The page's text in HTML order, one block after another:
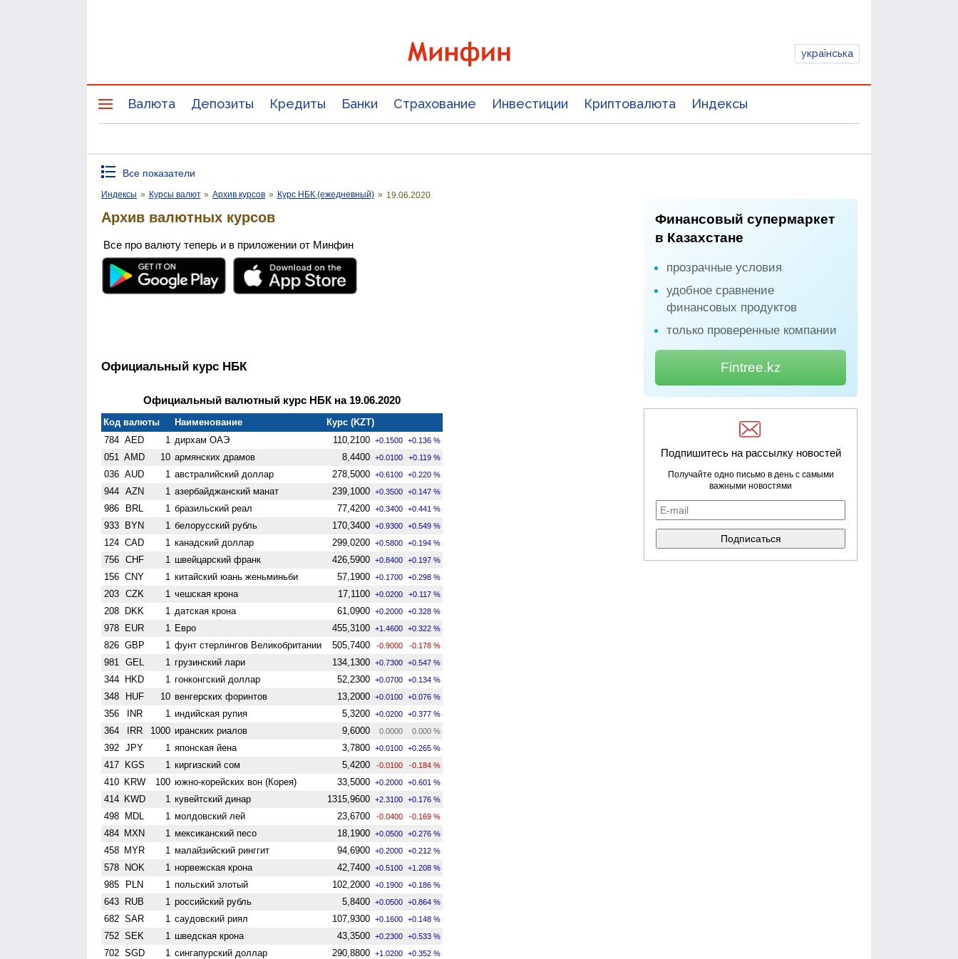
українська
Валюта Депозиты Кредиты Банки Страхование Инвестиции Криптовалюта Индексы
Все показатели
Индексы » Курсы валют » Архив курсов » Курс НБК (ежедневный) » 19.06.2020
Архив валютных курсов
Все про валюту теперь и в приложении от Минфин
Официальный курс НБК
Официальный валютный курс НБК на 19.06.2020
Код валюты Наименование
Курс (KZT)
784 AED 1 дирхам ОАЭ 110,2100 +0.1500 +0.136 %
051 AMD 10 армянских драмов 8,4400 +0.0100 +0.119 %
036 AUD 1 австралийский доллар 278,5000 +0.6100 +0.220 %
944 AZN 1 азербайджанский манат 239,1000 +0.3500 +0.147 %
986 BRL 1 бразильский реал 77,4200 +0.3400 +0.441 %
933 BYN 1 белорусский рубль 170,3400 +0.9300 +0.549 %
124 CAD 1 канадский доллар 299,0200 +0.5800 +0.194 %
756 CHF 1 швейцарский франк 426,5900 +0.8400 +0.197 %
156 CNY 1 китайский юань женьминьби 57,1900 +0.1700 +0.298 %
203 CZK 1 чешская крона 17,1100 +0.0200 +0.117 %
208 DKK 1 датская крона 61,0900 +0.2000 +0.328 %
978 EUR 1 Евро 455,3100 +1.4600 +0.322 %
826 GBP 1 фунт стерлингов Велико­британии 505,7400 -0.9000 -0.178 %
981 GEL 1 грузинский лари 134,1300 +0.7300 +0.547 %
344 HKD 1 гонконгский доллар 52,2300 +0.0700 +0.134 %
348 HUF 10 венгерских форинтов 13,2000 +0.0100 +0.076 %
356 INR 1 индийская рупия 5,3200 +0.0200 +0.377 %
364 IRR 1000 иранских риалов 9,6000 0.0000 0.000 %
392 JPY 1 японская йена 3,7800 +0.0100 +0.265 %
417 KGS 1 киргизский сом 5,4200 -0.0100 -0.184 %
410 KRW 100 южно-корейских вон (Корея) 33,5000 +0.2000 +0.601 %
414 KWD 1 кувейтский динар 1315,9600 +2.3100 +0.176 %
498 MDL 1 молдовский лей 23,6700 -0.0400 -0.169 %
484 MXN 1 мексиканский песо 18,1900 +0.0500 +0.276 %
458 MYR 1 малайзийский ринггит 94,6900 +0.2000 +0.212 %
578 NOK 1 норвежская крона 42,7400 +0.5100 +1.208 %
985 PLN 1 польский злотый 102,2000 +0.1900 +0.186 %
643 RUB 1 российский рубль 5,8400 +0.0500 +0.864 %
682 SAR 1 саудовский риял 107,9300 +0.1600 +0.148 %
752 SEK 1 шведская крона 43,3500 +0.2300 +0.533 %
702 SGD 1 сингапурский доллар 290,8800 +1.0200 +0.352 %
Финансовый супермаркет
в Казахстане
прозрачные условия
удобное сравнение
финансовых продуктов
только проверенные компании
Fintree.kz
Подпишитесь на рассылку новостей
Получайте одно письмо в день с самыми
важными новостями